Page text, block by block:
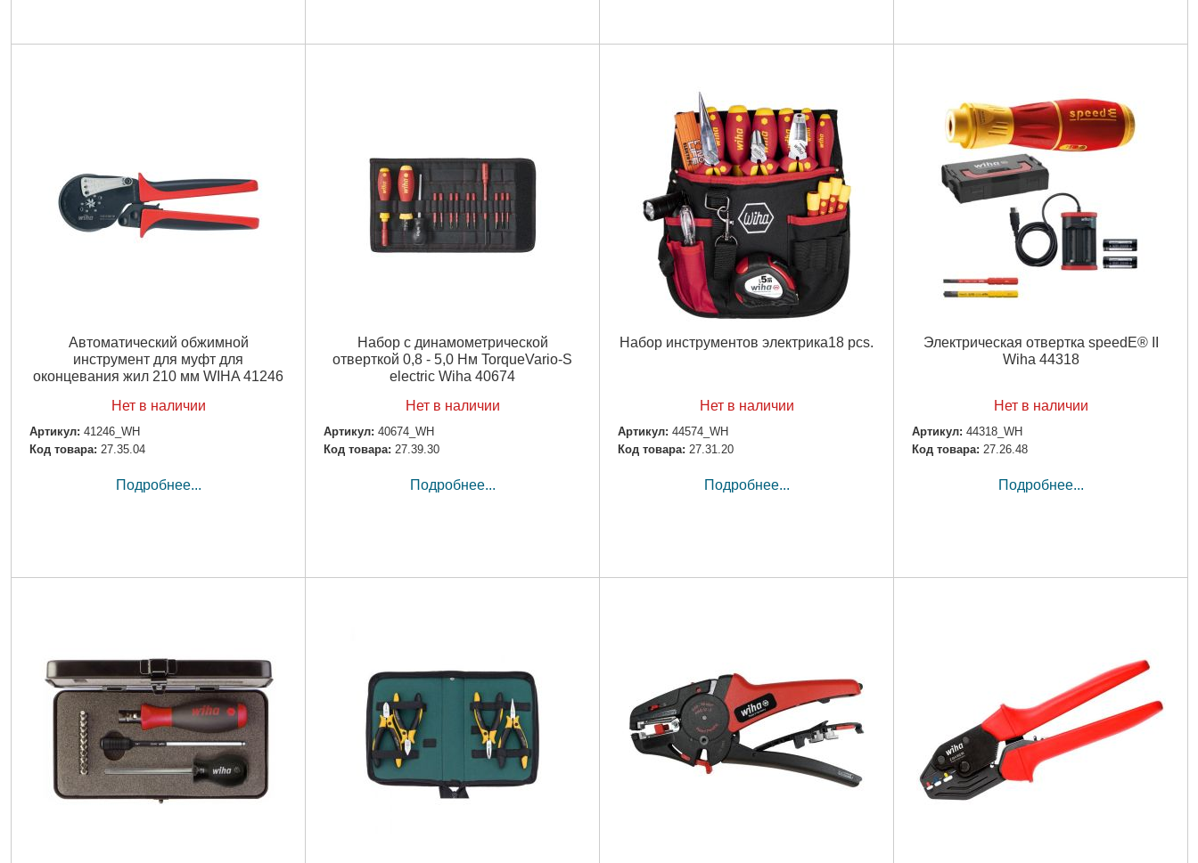
Автоматический обжимной
инструмент для муфт для
оконцевания жил 210 мм WIHA 41246
Нет в наличии
Артикул: 41246_WH
Код товара: 27.35.04
Подробнее...
Набор с динамометрической
отверткой 0,8 - 5,0 Нм TorqueVario-S
electric Wiha 40674
Нет в наличии
Артикул: 40674_WH
Код товара: 27.39.30
Подробнее...
Набор инструментов электрика18 pcs.
Нет в наличии
Артикул: 44574_WH
Код товара: 27.31.20
Подробнее...
Электрическая отвертка speedE® II
Wiha 44318
Нет в наличии
Артикул: 44318_WH
Код товара: 27.26.48
Подробнее...